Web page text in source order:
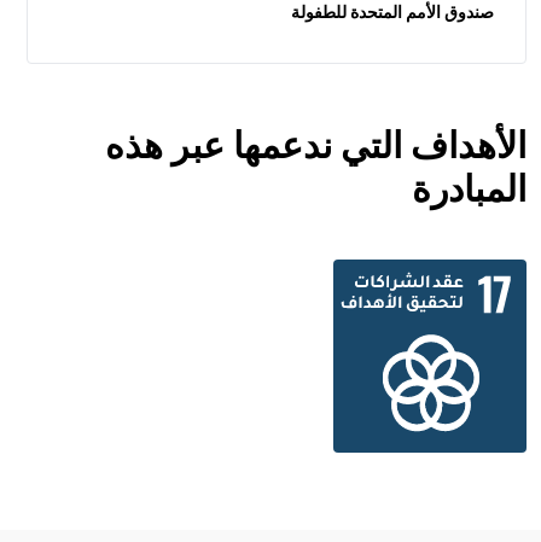
صندوق الأمم المتحدة للطفولة
الأهداف التي ندعمها عبر هذه
المبادرة